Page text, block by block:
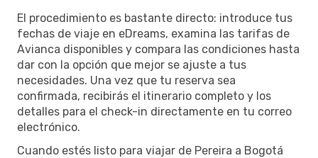
El procedimiento es bastante directo: introduce tus
fechas de viaje en eDreams, examina las tarifas de
Avianca disponibles y compara las condiciones hasta
dar con la opción que mejor se ajuste a tus
necesidades. Una vez que tu reserva sea
confirmada, recibirás el itinerario completo y los
detalles para el check-in directamente en tu correo
electrónico.
Cuando estés listo para viajar de Pereira a Bogotá